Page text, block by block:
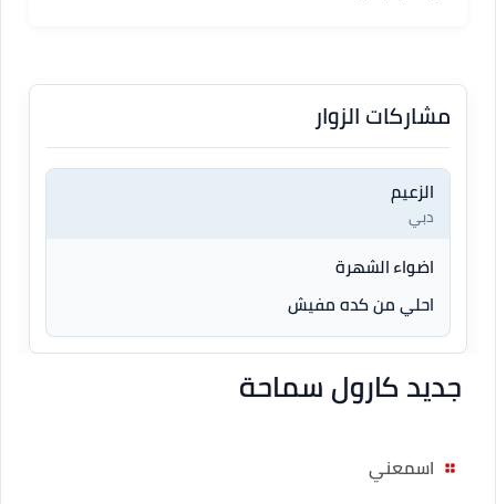
مشاركات الزوار
الزعيم
دبي
اضواء الشهرة
احلي من كده مفيش
جديد كارول سماحة
اسمعني